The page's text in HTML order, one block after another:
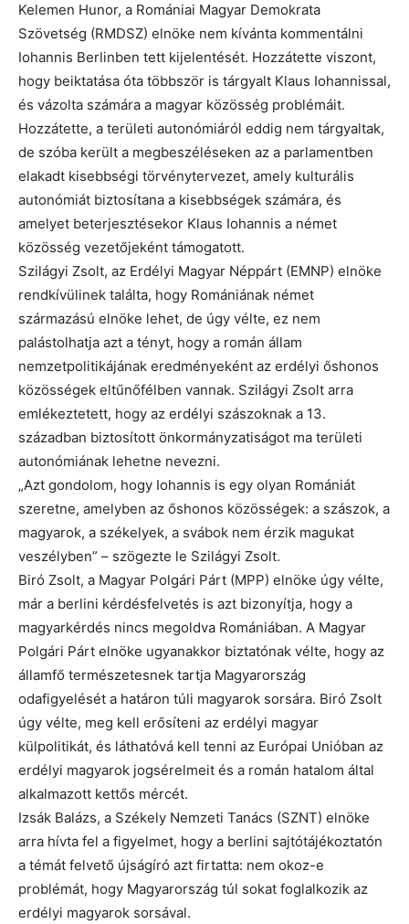
Kelemen Hunor, a Romániai Magyar Demokrata
Szövetség (RMDSZ) elnöke nem kívánta kommentálni
Iohannis Berlinben tett kijelentését. Hozzátette viszont,
hogy beiktatása óta többször is tárgyalt Klaus Iohannissal,
és vázolta számára a magyar közösség problémáit.
Hozzátette, a területi autonómiáról eddig nem tárgyaltak,
de szóba került a megbeszéléseken az a parlamentben
elakadt kisebbségi törvénytervezet, amely kulturális
autonómiát biztosítana a kisebbségek számára, és
amelyet beterjesztésekor Klaus Iohannis a német
közösség vezetőjeként támogatott.
Szilágyi Zsolt, az Erdélyi Magyar Néppárt (EMNP) elnöke
rendkívülinek találta, hogy Romániának német
származású elnöke lehet, de úgy vélte, ez nem
palástolhatja azt a tényt, hogy a román állam
nemzetpolitikájának eredményeként az erdélyi őshonos
közösségek eltűnőfélben vannak. Szilágyi Zsolt arra
emlékeztetett, hogy az erdélyi szászoknak a 13.
században biztosított önkormányzatiságot ma területi
autonómiának lehetne nevezni.
„Azt gondolom, hogy Iohannis is egy olyan Romániát
szeretne, amelyben az őshonos közösségek: a szászok, a
magyarok, a székelyek, a svábok nem érzik magukat
veszélyben” – szögezte le Szilágyi Zsolt.
Biró Zsolt, a Magyar Polgári Párt (MPP) elnöke úgy vélte,
már a berlini kérdésfelvetés is azt bizonyítja, hogy a
magyarkérdés nincs megoldva Romániában. A Magyar
Polgári Párt elnöke ugyanakkor biztatónak vélte, hogy az
államfő természetesnek tartja Magyarország
odafigyelését a határon túli magyarok sorsára. Biró Zsolt
úgy vélte, meg kell erősíteni az erdélyi magyar
külpolitikát, és láthatóvá kell tenni az Európai Unióban az
erdélyi magyarok jogsérelmeit és a román hatalom által
alkalmazott kettős mércét.
Izsák Balázs, a Székely Nemzeti Tanács (SZNT) elnöke
arra hívta fel a figyelmet, hogy a berlini sajtótájékoztatón
a témát felvető újságíró azt firtatta: nem okoz-e
problémát, hogy Magyarország túl sokat foglalkozik az
erdélyi magyarok sorsával.